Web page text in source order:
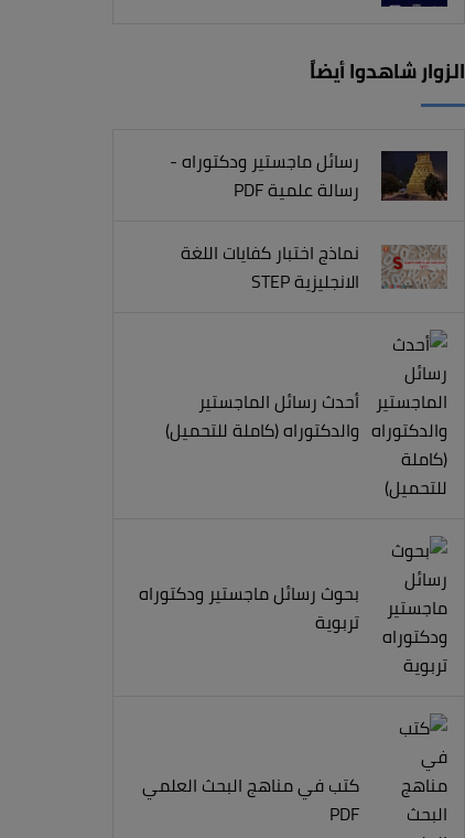
الزوار شاهدوا أيضاً
رسائل ماجستير ودكتوراه -
رسالة علمية PDF
نماذج اختبار كفايات اللغة
الانجليزية STEP
أحدث رسائل الماجستير
والدكتوراه (كاملة للتحميل)
بحوث رسائل ماجستير ودكتوراه
تربوية
كتب في مناهج البحث العلمي
PDF